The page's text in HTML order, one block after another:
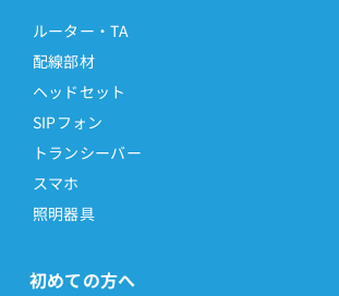
ルーター・TA
配線部材
ヘッドセット
SIPフォン
トランシーバー
スマホ
照明器具
初めての方へ